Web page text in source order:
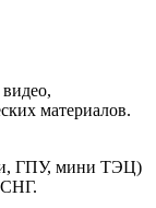
материалов.
ГПУ, мини ТЭЦ)
СНГ.